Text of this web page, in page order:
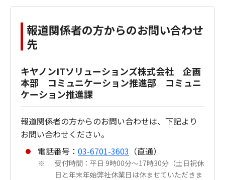
報道関係者の方からのお問い合わせ
先
キヤノンITソリューションズ株式会社 企画
本部 コミュニケーション推進部 コミュニ
ケーション推進課
報道関係者の方からのお問い合わせは、下記より
お問い合わせください。
電話番号： 03-6701-3603 （直通）
※
受付時間：平日 9時00分～17時30分（土日祝休
日と年末年始弊社休業日は休ませていただきま